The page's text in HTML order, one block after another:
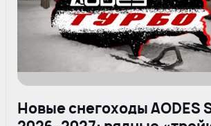
Новые снегоходы AODES